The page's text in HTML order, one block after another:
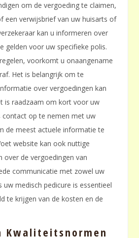
om de vergoeding te claimen,
een verwijsbrief van uw huisarts of
kan u informeren over
gelden voor uw specifieke polis.
voorkomt u onaangename
Het is belangrijk om te
over vergoedingen kan
is raadzaam om kort voor uw
contact op te nemen met uw
de meest actuele informatie te
website kan ook nuttige
over de vergoedingen van
communicatie met zowel uw
uw medisch pedicure is essentieel
te krijgen van de kosten en de
Kwaliteitsnormen